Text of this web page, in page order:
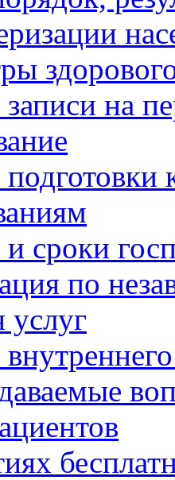
на
сроки
по
услуг